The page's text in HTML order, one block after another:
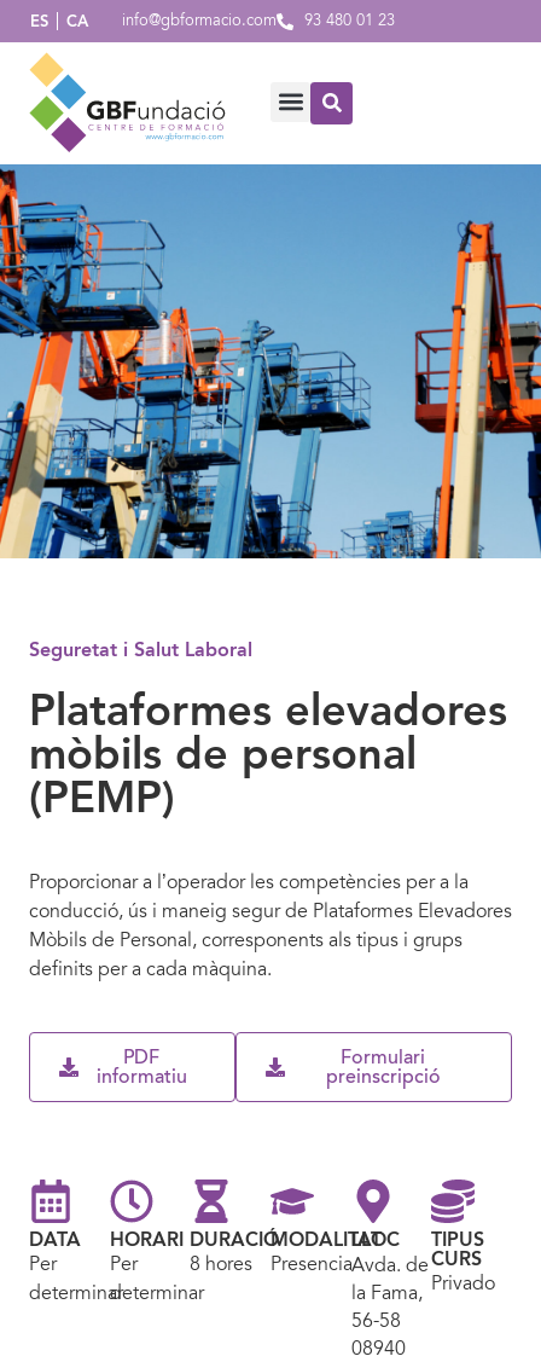
ES CA info@gbformacio.com 93 480 01 23
Seguretat i Salut Laboral
Plataformes elevadores
mòbils de personal
(PEMP)
Proporcionar a l’operador les competències per a la
conducció, ús i maneig segur de Plataformes Elevadores
Mòbils de Personal, corresponents als tipus i grups
definits per a cada màquina.
PDF
informatiu
Formulari
preinscripció
DATA
Per
determinar
HORARI
Per
determinar
DURACIÓ
8 hores
MODALITAT
Presencial
LLOC
Avda. de
la Fama,
56-58
08940
TIPUS
CURS
Privado